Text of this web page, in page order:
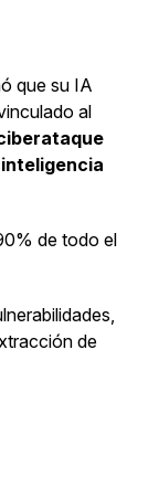
que su IA
al
de todo el
de